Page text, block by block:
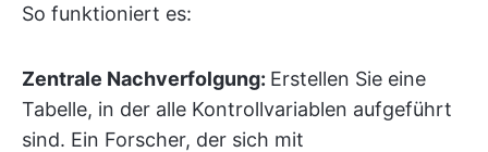
So funktioniert es:
Zentrale Nachverfolgung: Erstellen Sie eine
Tabelle, in der alle Kontrollvariablen aufgeführt
sind. Ein Forscher, der sich mit